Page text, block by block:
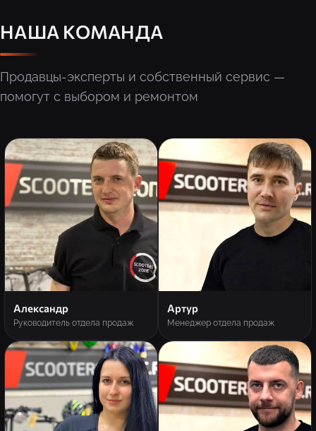
НАША КОМАНДА
Продавцы-эксперты и собственный сервис —
помогут с выбором и ремонтом
Александр
Руководитель отдела продаж
Артур
Менеджер отдела продаж